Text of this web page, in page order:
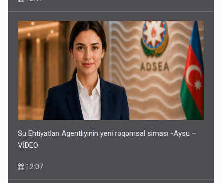
Su Ehtiyatları Agentliyinin yeni rəqəmsal siması -Aysu –
VİDEO
12:07